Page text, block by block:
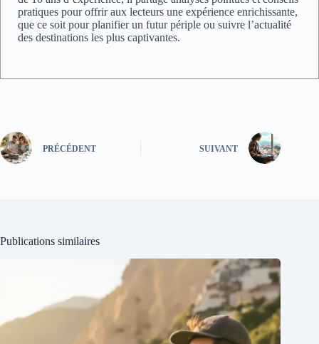
pratiques pour offrir aux lecteurs une expérience enrichissante,
que ce soit pour planifier un futur périple ou suivre l’actualité
des destinations les plus captivantes.
PRÉCÉDENT SUIVANT
Publications similaires